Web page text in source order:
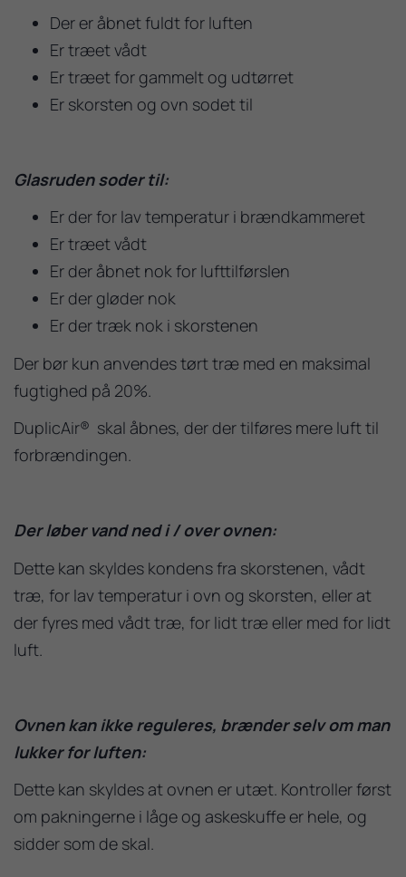
Der er åbnet fuldt for luften
Er træet vådt
Er træet for gammelt og udtørret
Er skorsten og ovn sodet til
Glasruden soder til:
Er der for lav temperatur i brændkammeret
Er træet vådt
Er der åbnet nok for lufttilførslen
Er der gløder nok
Er der træk nok i skorstenen
Der bør kun anvendes tørt træ med en maksimal
fugtighed på 20%.
DuplicAir® skal åbnes, der der tilføres mere luft til
forbrændingen.
Der løber vand ned i / over ovnen:
Dette kan skyldes kondens fra skorstenen, vådt
træ, for lav temperatur i ovn og skorsten, eller at
der fyres med vådt træ, for lidt træ eller med for lidt
luft.
Ovnen kan ikke reguleres, brænder selv om man
lukker for luften:
Dette kan skyldes at ovnen er utæt. Kontroller først
om pakningerne i låge og askeskuffe er hele, og
sidder som de skal.